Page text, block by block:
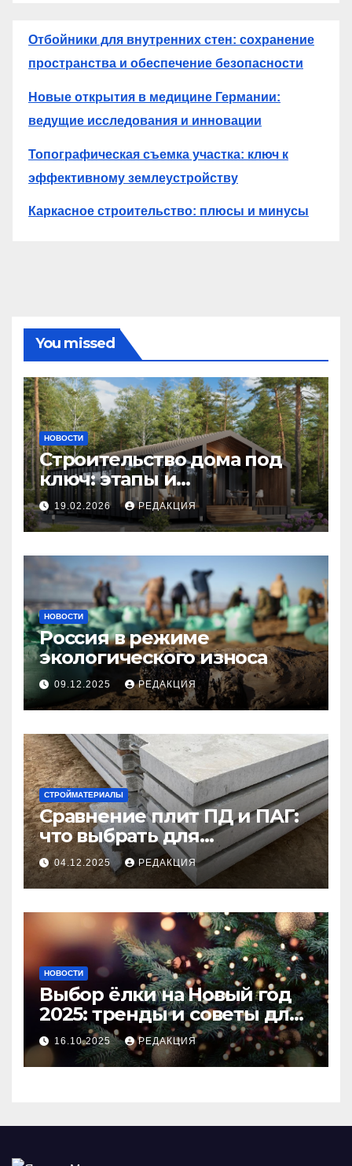
Отбойники для внутренних стен: сохранение
пространства и обеспечение безопасности
Новые открытия в медицине Германии:
ведущие исследования и инновации
Топографическая съемка участка: ключ к
эффективному землеустройству
Каркасное строительство: плюсы и минусы
You missed
НОВОСТИ
Строительство дома под
ключ: этапы и
планирование бюджета
19.02.2026 РЕДАКЦИЯ
НОВОСТИ
Россия в режиме
экологического износа
09.12.2025 РЕДАКЦИЯ
СТРОЙМАТЕРИАЛЫ
Сравнение плит ПД и ПАГ:
что выбрать для
долговечного и прочного
покрытия
04.12.2025 РЕДАКЦИЯ
НОВОСТИ
Выбор ёлки на Новый год
2025: тренды и советы для
идеального праздника
16.10.2025 РЕДАКЦИЯ